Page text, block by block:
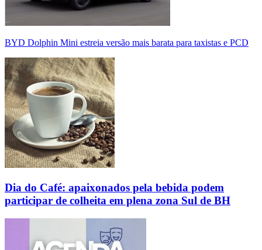
BYD Dolphin Mini estreia versão mais barata para taxistas e PCD
Dia do Café: apaixonados pela bebida podem
participar de colheita em plena zona Sul de BH